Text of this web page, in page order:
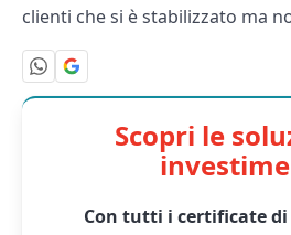
clienti che si è stabilizzato ma
Scopri le
Con tutti i certificate